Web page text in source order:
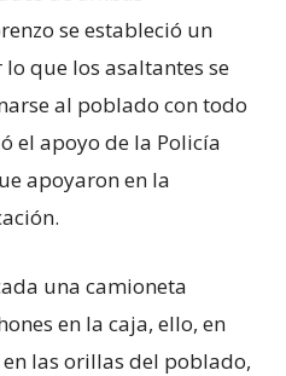
se estableció un
que los asaltantes se
al poblado con todo
el apoyo de la Policía
apoyaron en la
una camioneta
en la caja, ello, en
las orillas del poblado,